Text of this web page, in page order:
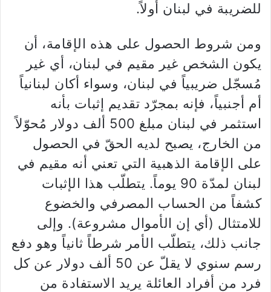
للضريبة في لبنان أولاً.
ومن شروط الحصول على هذه الإقامة، أن
يكون الشخص غير مقيم في لبنان، أي غير
مُسجّل ضريبياً في لبنان، وسواء أكان لبنانياً
أم أجنبياً، فإنه بمجرّد تقديم إثبات بأنه
استثمر في لبنان مبلغ 500 ألف دولار مُحوّلاً
من الخارج، يصبح لديه الحقّ في الحصول
على الإقامة الذهبية التي تعني أنه مقيم في
لبنان لمدّة 90 يوماً. يتطلّب هذا الإثبات
كشفاً من الحساب المصرفي والخضوع
للامتثال (أي إن الأموال مشروعة). وإلى
جانب ذلك، يتطلّب الأمر شرطاً ثانياً وهو دفع
رسم سنوي لا يقلّ عن 50 ألف دولار عن كل
فرد من أفراد العائلة يريد الاستفادة من